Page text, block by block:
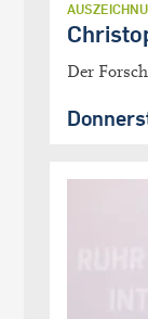
Der